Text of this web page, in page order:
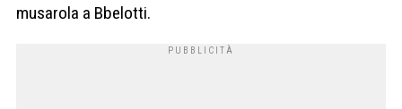
musarola a Bbelotti.